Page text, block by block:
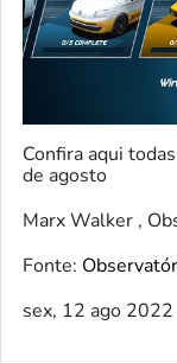
Confira aqui
de agosto
Marx Walker ,
Fonte:
sex, 12 ago